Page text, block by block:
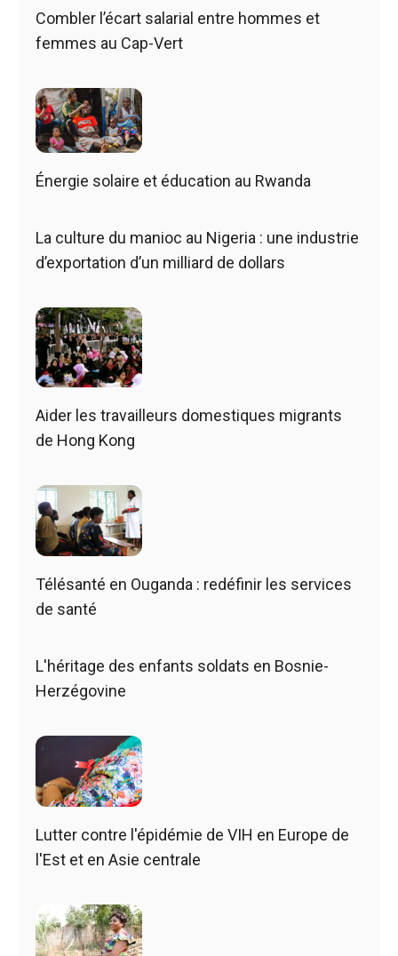
Combler l’écart salarial entre hommes et
femmes au Cap-Vert
Énergie solaire et éducation au Rwanda
La culture du manioc au Nigeria : une industrie
d’exportation d’un milliard de dollars
Aider les travailleurs domestiques migrants
de Hong Kong
Télésanté en Ouganda : redéfinir les services
de santé
L'héritage des enfants soldats en Bosnie-
Herzégovine
Lutter contre l'épidémie de VIH en Europe de
l'Est et en Asie centrale